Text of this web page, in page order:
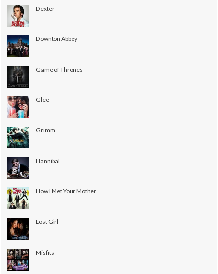
Dexter
Downton Abbey
Game of Thrones
Glee
Grimm
Hannibal
How I Met Your Mother
Lost Girl
Misfits